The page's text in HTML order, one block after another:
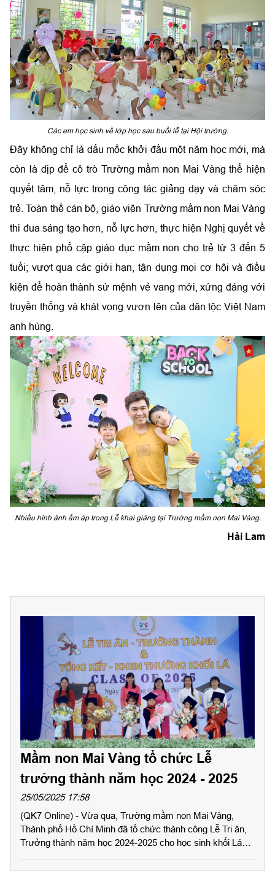
Các em học sinh về lớp học sau buổi lễ tại Hội trường.
Đây không chỉ là dấu mốc khởi đầu một năm học mới, mà
còn là dịp để cô trò Trường mầm non Mai Vàng thể hiện
quyết tâm, nỗ lực trong công tác giảng dạy và chăm sóc
trẻ. Toàn thể cán bộ, giáo viên Trường mầm non Mai Vàng
thi đua sáng tạo hơn, nỗ lực hơn, thực hiện Nghị quyết về
thực hiện phổ cập giáo dục mầm non cho trẻ từ 3 đến 5
tuổi; vượt qua các giới hạn, tận dụng mọi cơ hội và điều
kiện để hoàn thành sứ mệnh vẻ vang mới, xứng đáng với
truyền thống và khát vọng vươn lên của dân tộc Việt Nam
anh hùng.
Nhiều hình ảnh ấm áp trong Lễ khai giảng tại Trường mầm non Mai Vàng.
Hải Lam
Mầm non Mai Vàng tổ chức Lễ
trưởng thành năm học 2024 - 2025
25/05/2025 17:58
(QK7 Online) - Vừa qua, Trường mầm non Mai Vàng,
Thành phố Hồ Chí Minh đã tổ chức thành công Lễ Tri ân,
Trưởng thành năm học 2024-2025 cho học sinh khối Lá
viên, phụ huynh và học sinh.